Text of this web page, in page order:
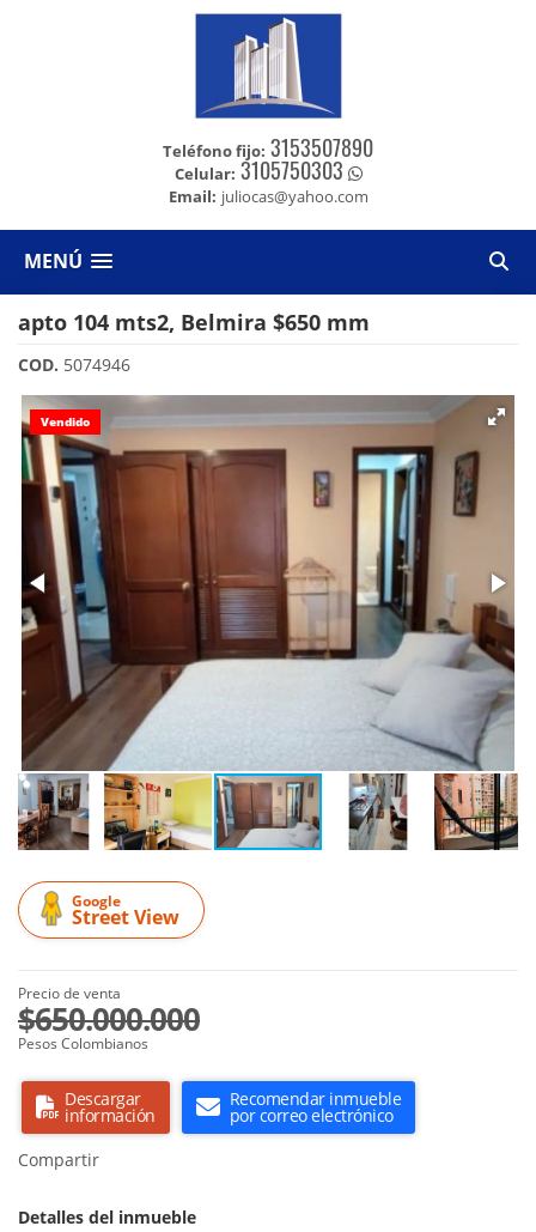
Teléfono fijo: 3153507890
Celular: 3105750303
Email: juliocas@yahoo.com
MENÚ
apto 104 mts2, Belmira $650 mm
COD. 5074946
Vendido
Google
Street View
Precio de venta
$650.000.000
Pesos Colombianos
Descargar
información
Recomendar inmueble
por correo electrónico
Compartir
Detalles del inmueble